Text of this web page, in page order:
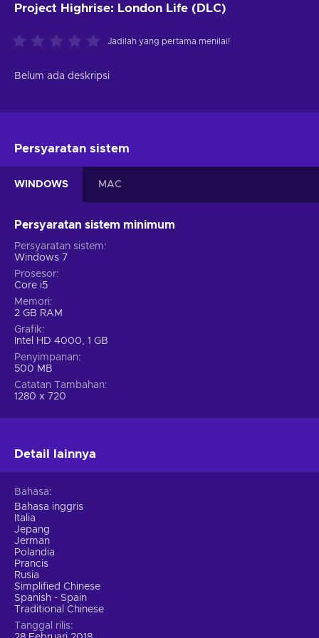
Project Highrise: London Life (DLC)
Jadilah yang pertama menilai!
Belum ada deskripsi
Persyaratan sistem
WINDOWS MAC
Persyaratan sistem minimum
Persyaratan sistem
Windows 7
Prosesor
Core i5
Memori
2 GB RAM
Grafik
Intel HD 4000, 1 GB
Penyimpanan
500 MB
Catatan Tambahan
1280 x 720
Detail lainnya
Bahasa
Bahasa inggris
Italia
Jepang
Jerman
Polandia
Prancis
Rusia
Simplified Chinese
Spanish - Spain
Traditional Chinese
Tanggal rilis